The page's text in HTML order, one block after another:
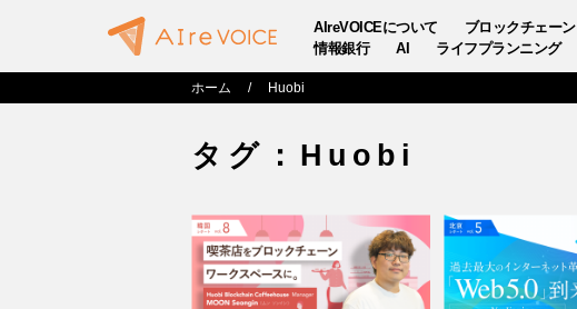
AIreVOICEについて ブロックチェーン
情報銀行
AI ライフプランニング
ホーム Huobi
タグ：Huobi